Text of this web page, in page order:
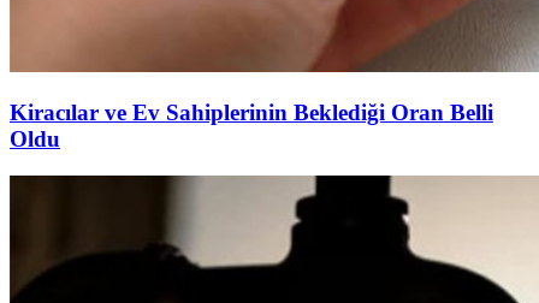
Kiracılar ve Ev Sahiplerinin Beklediği Oran Belli
Oldu